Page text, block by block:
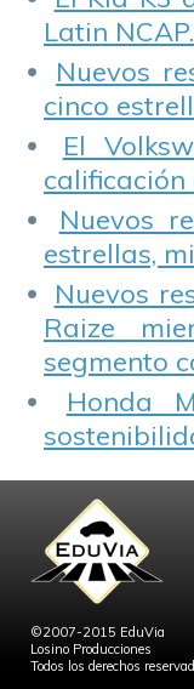
Latin NCAP.
Nuevos
cinco
El
calificación
Nuevos
estrellas,
Nuevos
Raize
segmento
Honda
©2007-2015 EduVia
Losino Producciones
Todos los derechos